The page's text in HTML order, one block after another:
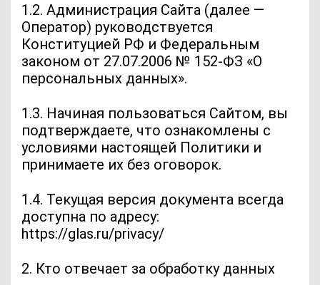
1.2. Администрация Сайта (далее —
Оператор) руководствуется
Конституцией РФ и Федеральным
законом от 27.07.2006 № 152-ФЗ «О
персональных данных».
1.3. Начиная пользоваться Сайтом, вы
подтверждаете, что ознакомлены с
условиями настоящей Политики и
принимаете их без оговорок.
1.4. Текущая версия документа всегда
доступна по адресу:
https://glas.ru/privacy/
2. Кто отвечает за обработку данных